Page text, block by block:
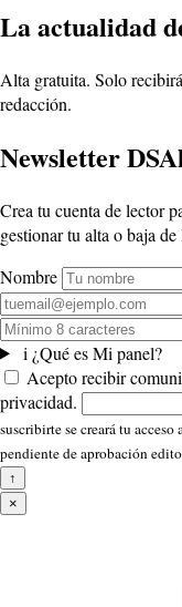
La actualidad
Alta gratuita. Solo
redacción.
Newsletter
Crea tu cuenta de lector
gestionar tu alta o baja
Nombre
i ¿Qué es Mi panel?
Acepto recibir
privacidad.
suscribirte se creará tu
pendiente de aprobación
↑
×